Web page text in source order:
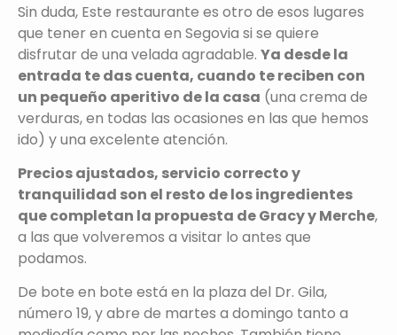
Sin duda, Este restaurante es otro de esos lugares
que tener en cuenta en Segovia si se quiere
disfrutar de una velada agradable. Ya desde la
entrada te das cuenta, cuando te reciben con
un pequeño aperitivo de la casa (una crema de
verduras, en todas las ocasiones en las que hemos
ido) y una excelente atención.
Precios ajustados, servicio correcto y
tranquilidad son el resto de los ingredientes
que completan la propuesta de Gracy y Merche,
a las que volveremos a visitar lo antes que
podamos.
De bote en bote está en la plaza del Dr. Gila,
número 19, y abre de martes a domingo tanto a